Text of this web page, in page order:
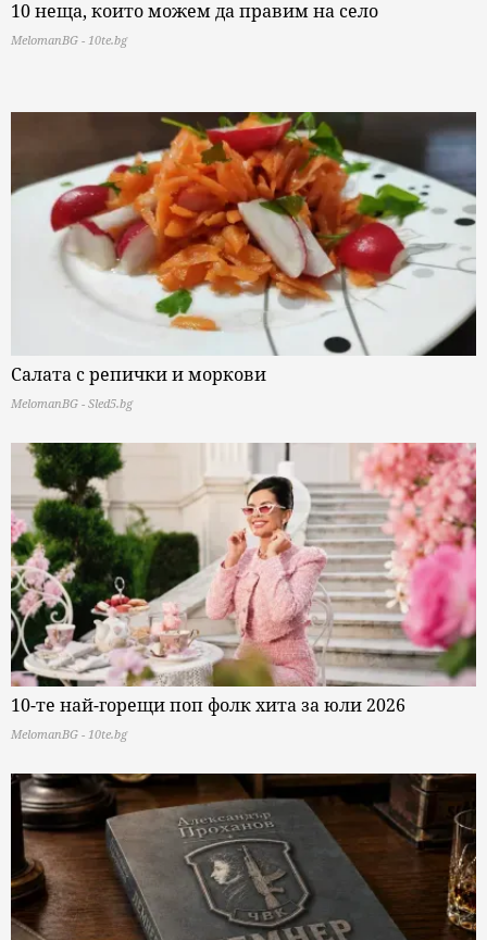
10 неща, които можем да правим на село
MelomanBG - 10te.bg
Салата с репички и моркови
MelomanBG - Sled5.bg
10-те най-горещи поп фолк хита за юли 2026
MelomanBG - 10te.bg